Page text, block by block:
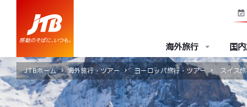
海外旅行 国
JTBホーム 海外旅行・ツアー ヨーロッパ旅行・ツアー スイス